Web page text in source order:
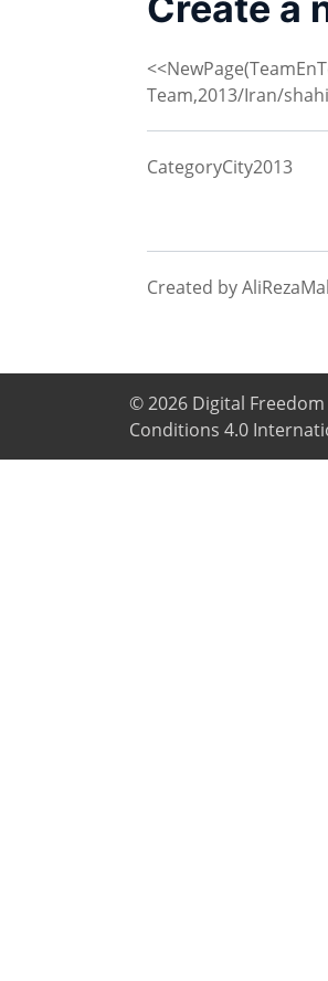
Team,2013/Iran/
CategoryCity2013
Created by
© 2026 Digital
Conditions 4.0